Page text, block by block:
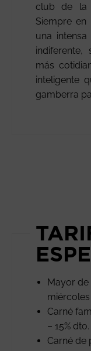
club de la
Siempre
una
indiferente,
más
inteligente
gamberra
Mayor de
Carné
– 15%
Carné de